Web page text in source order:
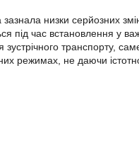
низки серйозних
під час встановлення у
транспорту,
режимах, не даючи